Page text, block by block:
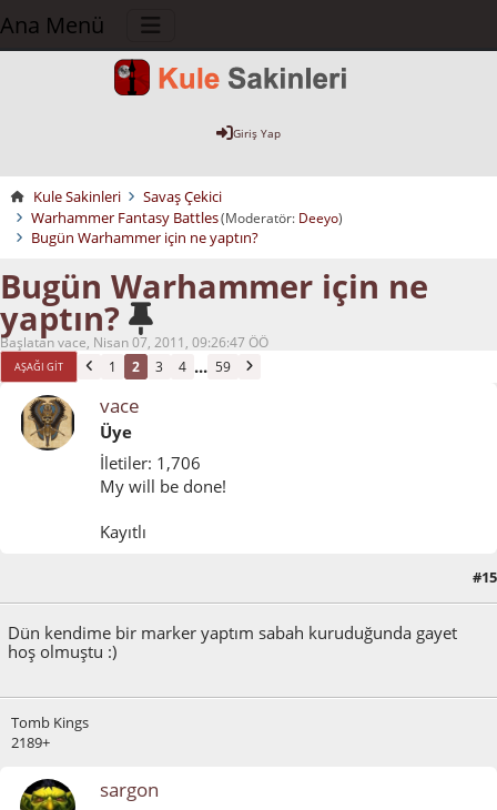
Ana Menü
Giriş Yap
Kule Sakinleri
Savaş Çekici
Warhammer Fantasy Battles(Moderatör: Deeyo)
Bugün Warhammer için ne yaptın?
Bugün Warhammer için ne
yaptın?
Başlatan vace, Nisan 07, 2011, 09:26:47 ÖÖ
AŞAĞI GIT 1 2 3 4 ... 59
vace
Üye
İletiler: 1,706
My will be done!
Kayıtlı
#15
Dün kendime bir marker yaptım sabah kuruduğunda gayet
hoş olmuştu :)
Tomb Kings
2189+
sargon